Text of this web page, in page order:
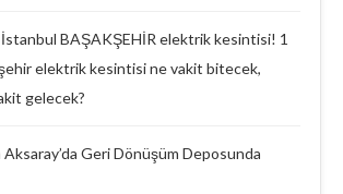
İstanbul BAŞAKŞEHİR elektrik kesintisi! 1
elektrik kesintisi ne vakit bitecek,
gelecek?
Aksaray’da Geri Dönüşüm Deposunda